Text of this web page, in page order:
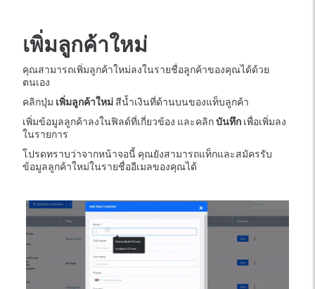
เพิ่มลูกค้าใหม่
คุณสามารถเพิ่มลูกค้าใหม่ลงในรายชื่อลูกค้าของคุณได้ด้วย
ตนเอง
คลิกปุ่ม เพิ่มลูกค้าใหม่ สีน้ำเงินที่ด้านบนของแท็บลูกค้า
เพิ่มข้อมูลลูกค้าลงในฟิลด์ที่เกี่ยวข้อง และคลิกบันทึก เพื่อเพิ่มลง
ในรายการ
โปรดทราบว่าจากหน้าจอนี้ คุณยังสามารถแท็กและสมัครรับ
ข้อมูลลูกค้าใหม่ในรายชื่ออีเมลของคุณได้